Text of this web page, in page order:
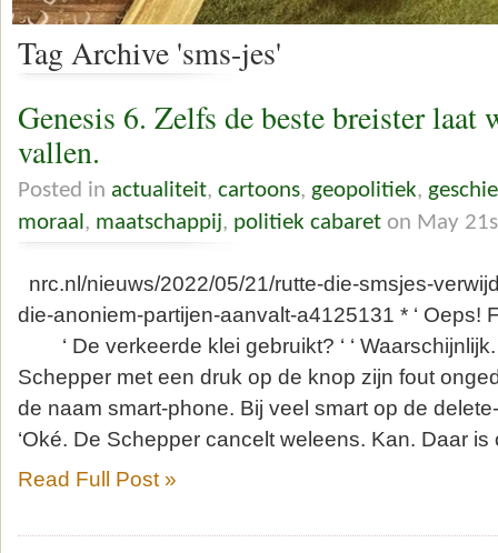
Tag Archive 'sms-jes'
Genesis 6. Zelfs de beste breister laat
vallen.
Posted in actualiteit, cartoons, geopolitiek,
moraal , maatschappij, politiek cabaret on May
nrc.nl/nieuws/2022/05/21/rutte-die-smsjes-
die-anoniem-partijen-aanvalt-a4125131 * ‘ Oeps!
‘ De verkeerde klei gebruikt? ‘ ‘
Schepper met een druk op de knop zijn fout
de naam smart-phone. Bij veel smart op de
‘Oké. De Schepper cancelt weleens. Kan. Daar
Read Full Post »